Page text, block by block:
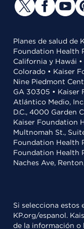
Planes de salud de
Foundation Health
California y Hawái
Colorado • Kaiser
Nine Piedmont
GA 30305 • Kaiser
Atlántico Medio,
D.C., 4000 Garden
Kaiser Foundation
Multnomah St.,
Foundation Health
Foundation Health
Naches Ave,
Si selecciona estos
KP.org/espanol.
de la información o